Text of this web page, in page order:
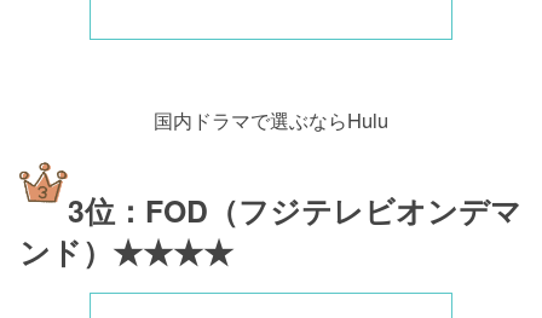
国内ドラマで選ぶならHulu
3位：FOD（フジテレビオンデマ
ンド）★★★★